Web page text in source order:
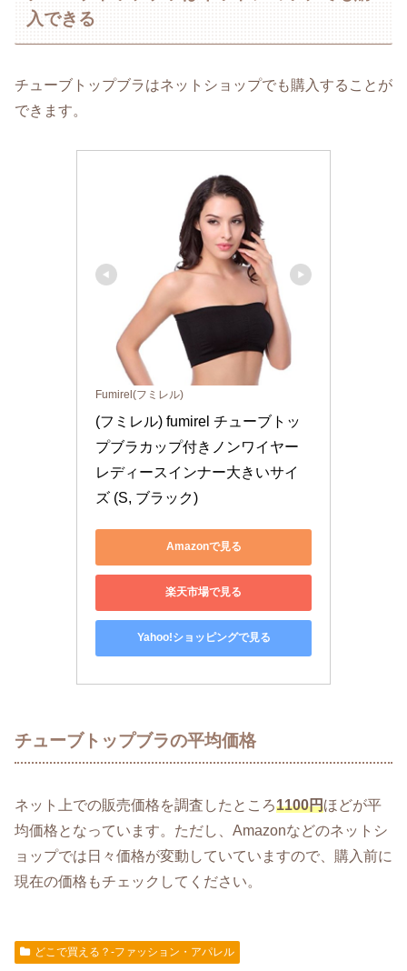
入できる
チューブトップブラはネットショップでも購入することが
できます。
Fumirel(フミレル)
(フミレル) fumirel チューブトッ
プブラカップ付きノンワイヤー
レディースインナー大きいサイ
ズ (S, ブラック)
Amazonで見る
楽天市場で見る
Yahoo!ショッピングで見る
チューブトップブラの平均価格
ネット上での販売価格を調査したところ1100円ほどが平
均価格となっています。ただし、Amazonなどのネットシ
ョップでは日々価格が変動していていますので、購入前に
現在の価格もチェックしてください。
どこで買える？-ファッション・アパレル